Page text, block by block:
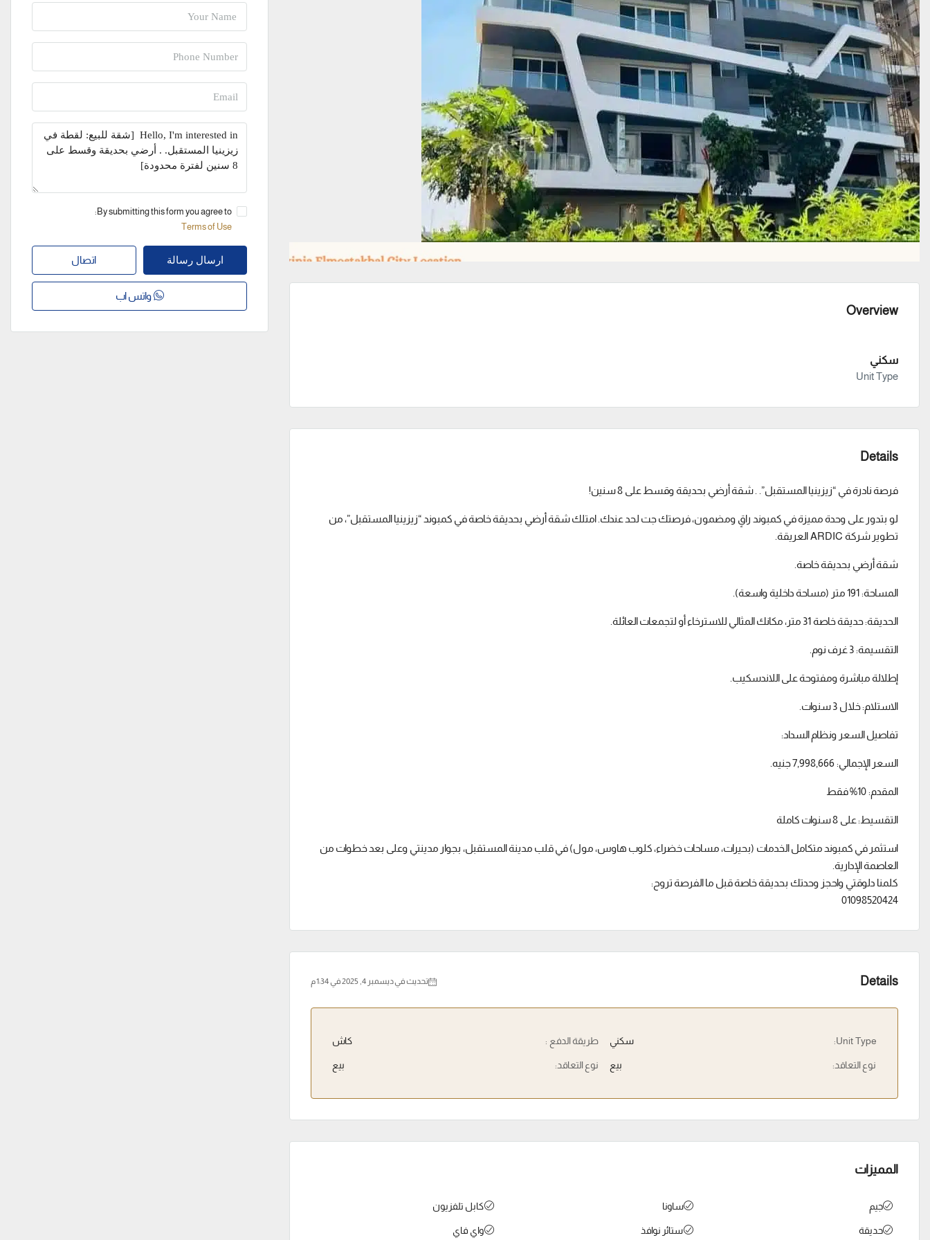
Overview
سكني
Unit Type
Details
فرصة نادرة في “زيزينيا المستقبل”. . شقة أرضي بحديقة وقسط على 8 سنين!
لو بتدور على وحدة مميزة في كمبوند راقٍ ومضمون، فرصتك جت لحد عندك. امتلك شقة أرضي بحديقة خاصة في كمبوند “زيزينيا المستقبل”، من
تطوير شركة ARDIC العريقة.
شقة أرضي بحديقة خاصة.
المساحة: 191 متر (مساحة داخلية واسعة).
الحديقة: حديقة خاصة 31 متر، مكانك المثالي للاسترخاء أو لتجمعات العائلة.
التقسيمة: 3 غرف نوم.
إطلالة مباشرة ومفتوحة على اللاندسكيب.
الاستلام: خلال 3 سنوات.
تفاصيل السعر ونظام السداد:
السعر الإجمالي: 7,998,666 جنيه.
المقدم: 10% فقط
التقسيط: على 8 سنوات كاملة
استثمر في كمبوند متكامل الخدمات (بحيرات، مساحات خضراء، كلوب هاوس، مول) في قلب مدينة المستقبل، بجوار مدينتي وعلى بعد خطوات من
العاصمة الإدارية.
كلمنا دلوقتي واحجز وحدتك بحديقة خاصة قبل ما الفرصة تروح:
01098520424
Details تحديث في ديسمبر 4, 2025 في 1:34 م
Unit Type: سكني
نوع التعاقد: بيع
طريقة الدفع : كاش
نوع التعاقد: بيع
المميزات
جيم
حديقة
ساونا
ستائر نوافذ
كابل تلفزيون
واي فاي
By submitting this form you agree to:
Terms of Use
ارسال رسالة اتصال
واتس اب